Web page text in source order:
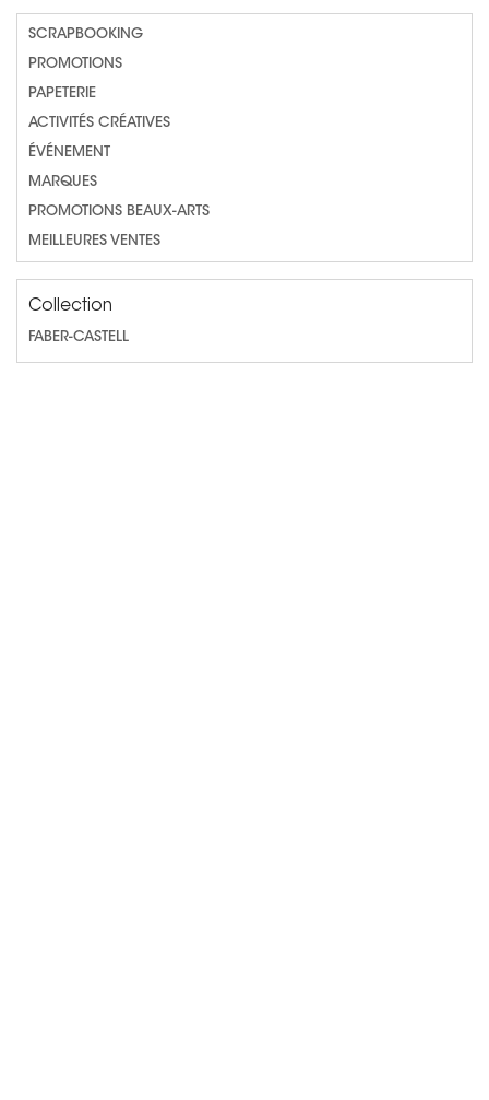
SCRAPBOOKING
PROMOTIONS
PAPETERIE
ACTIVITÉS CRÉATIVES
ÉVÉNEMENT
MARQUES
PROMOTIONS BEAUX-ARTS
MEILLEURES VENTES
Collection
FABER-CASTELL